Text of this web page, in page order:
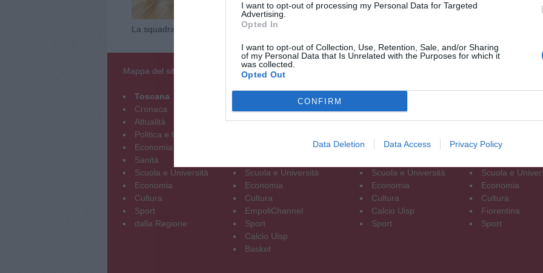
I want to opt-out of processing my Personal Data for Targeted
Advertising.
Opted In
I want to opt-out of Collection, Use, Retention, Sale, and/or Sharing
of my Personal Data that Is Unrelated with the Purposes for which it
was collected.
Opted Out
CONFIRM
Data Deletion Data Access Privacy Policy
La squadra Timenet B2
Mappa del sito
Toscana
Cronaca
Attualità
Politica e Opinioni
Economia e Lavoro
Sanità
Scuola e Università
Economia
Cultura
Sport
dalla Regione
Empolese Valdelsa
Cronaca
Attualità
Economia e Lavoro
Scuola e Università
Economia
Cultura
EmpoliChannel
Sport
Calcio Uisp
Basket
Cronaca
Attualità
Economia e Lavoro
Scuola e Università
Economia
Cultura
Calcio Uisp
Sport
Attualità
Economia e
Scuola e
Economia
Cultura
Fiorentina
Sport